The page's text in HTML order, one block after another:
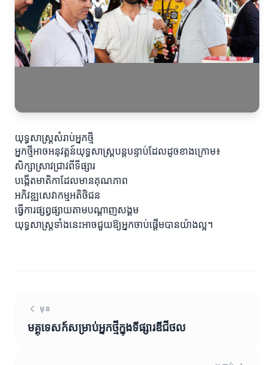
យុទ្ធសាស្ត្រសំរាប់អ្នកថ្មី
អ្នកថ្មីអាចអនុវត្តន៍យុទ្ធសាស្ត្របន្តបន្ទាប់ដែលដូចខាងក្រោម៖
សិក្សាស្រាវជ្រាវពីទីផ្សារ
បង្កើតមាតិកាដែលមានគុណភាព
អភិវឌ្ឍសេវាកម្មអតិថិជន
ធ្វើការផ្សព្វផ្សាយតាមបណ្តាញសង្គម
យុទ្ធសាស្ត្រទាំងនេះអាចជួយឱ្យអ្នកចាប់ផ្តើមបានយ៉ាងល្អ។
មុន
មគ្គុទេសក៍សម្រាប់អ្នកថ្មីក្នុងទីផ្សារឌីជីថល